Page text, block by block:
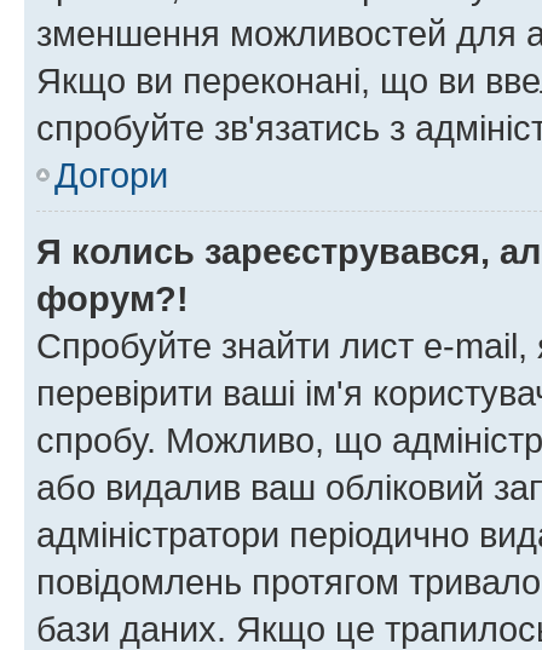
зменшення можливостей для
Якщо ви переконані, що ви
спробуйте зв'язатись з
Догори
Я колись зареєструвався,
форум?!
Спробуйте знайти лист e-mail,
перевірити ваші ім'я
спробу. Можливо, що
або видалив ваш обліковий
адміністратори періодично
повідомлень протягом
бази даних. Якщо це